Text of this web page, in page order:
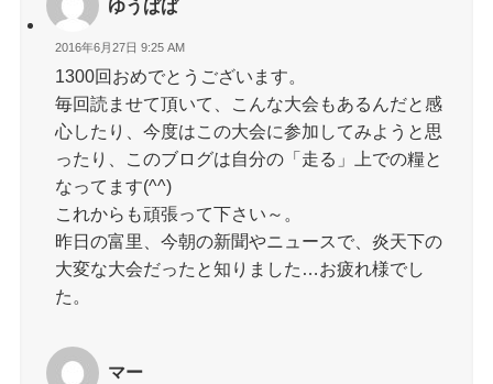
ゆうぱぱ
2016年6月27日 9:25 AM
1300回おめでとうございます。
毎回読ませて頂いて、こんな大会もあるんだと感
心したり、今度はこの大会に参加してみようと思
ったり、このブログは自分の「走る」上での糧と
なってます(^^)
これからも頑張って下さい～。
昨日の富里、今朝の新聞やニュースで、炎天下の
大変な大会だったと知りました…お疲れ様でし
た。
マー